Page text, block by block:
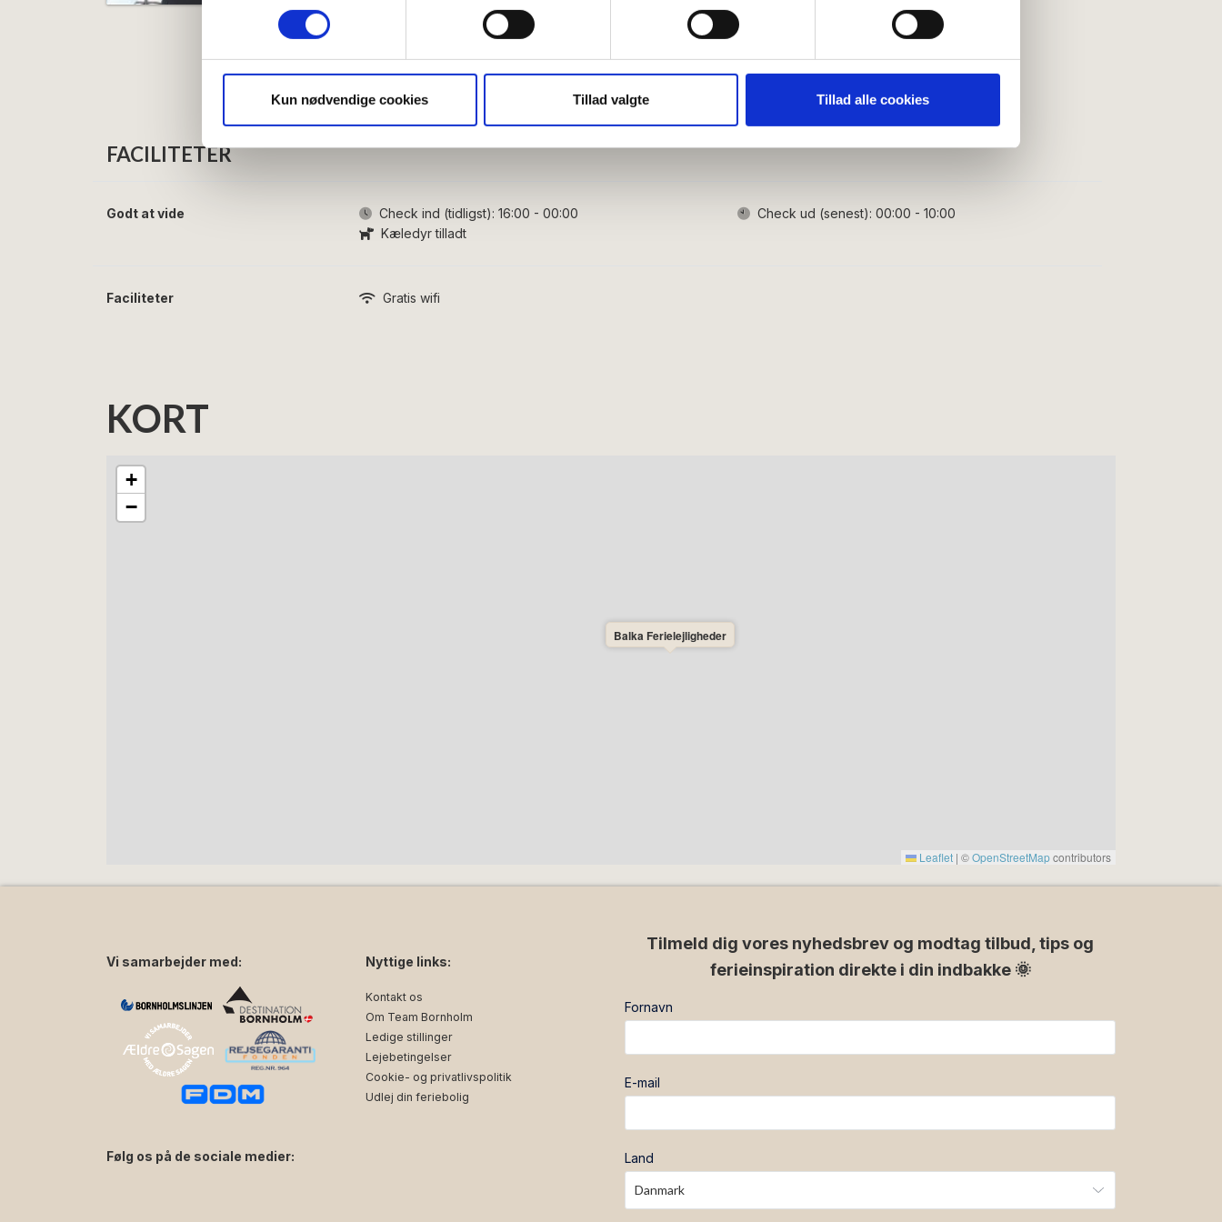
Dine valg anvendes på hele websitet.
Vi bruger cookies til at tilpasse vores indhold og annoncer, til at vise dig funktioner til sociale medier og til at analysere
vores trafik. Vi deler også oplysninger om din brug af vores hjemmeside med vores partnere inden for sociale medier,
Kun nødvendige cookies Tillad valgte Tillad alle cookies
FACILITETER
Godt at vide Check ind (tidligst): 16:00 - 00:00 Check ud (senest): 00:00 - 10:00
Kæledyr tilladt
Faciliteter Gratis wifi
KORT
Balka Ferielejligheder
+
−
Leaflet | ©OpenStreetMapcontributors
Vi samarbejder med:
Følg os på de sociale medier:
Nyttige links:
Kontakt os
Om Team Bornholm
Ledige stillinger
Lejebetingelser
Cookie- og privatlivspolitik
Udlej din feriebolig
Tilmeld dig vores nyhedsbrev og modtag tilbud, tips og
ferieinspiration direkte i din indbakke 🌞
Fornavn
E-mail
Land